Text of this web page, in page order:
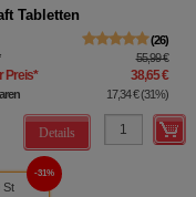
Tabletten
26
55,99 €
Preis* 38,65 €
17,34 €(31%)
Details
St
31%